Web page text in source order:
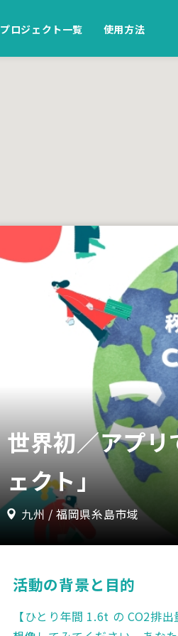
プロジェクト一覧 使用方法
世界初／アプ
ェクト」
九州 /︎ 福岡県糸島市域
活動の背景と目的
【ひとり年間 1.6t の CO2排出